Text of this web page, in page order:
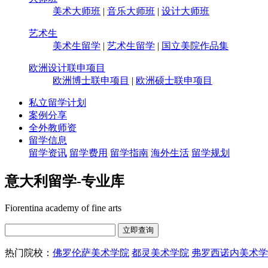
美术大师班 | 音乐大师班 | 设计大师班
艺术生
美术生留学 | 艺术生留学 | 国立美院作品集
欧洲设计联申项目
欧洲博士联申项目 | 欧洲硕士联申项目
私立留学计划
案例分享
全外教师资
留学信息
留学资讯 留学费用 留学指南 海外生活 留学规划
意大利留学-专业库
Fiorentina academy of fine arts
热门院校： 佛罗伦萨美术学院 都灵美术学院 弗罗西诺内美术